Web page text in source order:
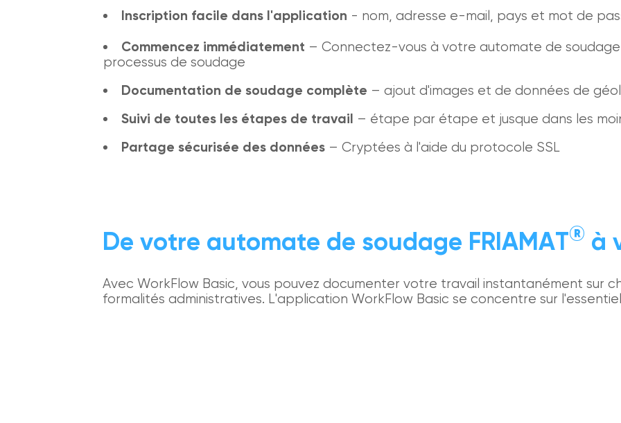
Inscription facile dans l'application - nom, adresse e-mail, pays et mot de
Commencez immédiatement – Connectez-vous à votre automate de soudage
processus de soudage
Documentation de soudage complète – ajout d'images et de données de
Suivi de toutes les étapes de travail – étape par étape et jusque dans les
Partage sécurisée des données – Cryptées à l'aide du protocole SSL
De votre automate de soudage FRIAMAT® à
Avec WorkFlow Basic, vous pouvez documenter votre travail instantanément sur
formalités administratives. L'application WorkFlow Basic se concentre sur